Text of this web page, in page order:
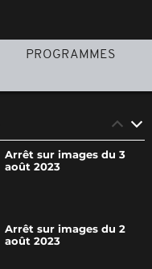
PROGRAMMES
Arrêt sur images du 3
août 2023
Arrêt sur images du 2
août 2023